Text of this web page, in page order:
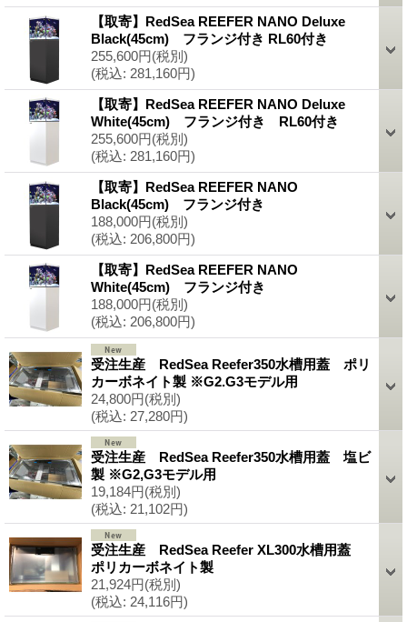
【取寄】RedSea REEFER NANO Deluxe
Black(45cm) フランジ付き RL60付き
255,600円(税別)
(税込: 281,160円)
【取寄】RedSea REEFER NANO Deluxe
White(45cm) フランジ付き RL60付き
255,600円(税別)
(税込: 281,160円)
【取寄】RedSea REEFER NANO
Black(45cm) フランジ付き
188,000円(税別)
(税込: 206,800円)
【取寄】RedSea REEFER NANO
White(45cm) フランジ付き
188,000円(税別)
(税込: 206,800円)
受注生産 RedSea Reefer350水槽用蓋 ポリ
カーボネイト製 ※G2.G3モデル用
24,800円(税別)
(税込: 27,280円)
受注生産 RedSea Reefer350水槽用蓋 塩ビ
製 ※G2,G3モデル用
19,184円(税別)
(税込: 21,102円)
受注生産 RedSea Reefer XL300水槽用蓋
ポリカーボネイト製
21,924円(税別)
(税込: 24,116円)